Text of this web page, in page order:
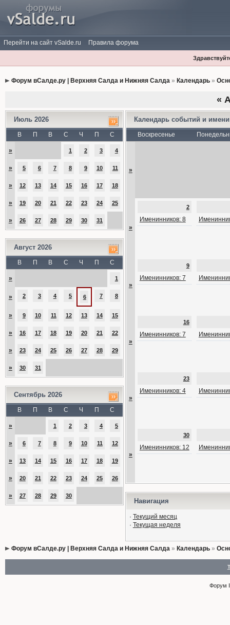
Перейти на сайт vSalde.ru Правила форума
Форум вСалде.ру | Верхняя Салда и Нижняя Салда» Календарь»
«
Июль 2026
В П В С Ч П С
» 1 2 3 4
» 5 6 7 8 9 10 11
» 12 13 14 15 16 17 18
» 19 20 21 22 23 24 25
» 26 27 28 29 30 31
Август 2026
В П В С Ч П С
» 1
» 2 3 4 5 6 7 8
» 9 10 11 12 13 14 15
» 16 17 18 19 20 21 22
» 23 24 25 26 27 28 29
» 30 31
Сентябрь 2026
В П В С Ч П С
» 1 2 3 4 5
» 6 7 8 9 10 11 12
» 13 14 15 16 17 18 19
» 20 21 22 23 24 25 26
» 27 28 29 30
Календарь событий и
Воскресенье
»
»
2
Именинников: 8
»
9
Именинников: 7
»
16
Именинников: 7
»
23
Именинников: 4
»
30
Именинников: 12
Навигация
· Текущий месяц
· Текущая неделя
Форум вСалде.ру | Верхняя Салда и Нижняя Салда» Календарь»
Форум